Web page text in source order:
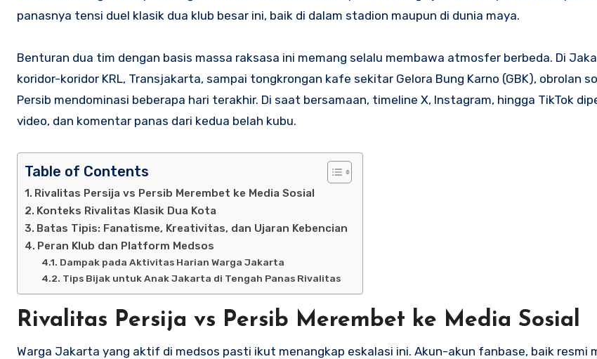
panasnya tensi duel klasik dua klub besar ini, baik di dalam stadion maupun di dunia maya.
Benturan dua tim dengan basis massa raksasa ini memang selalu membawa atmosfer berbeda. Di
koridor-koridor KRL, Transjakarta, sampai tongkrongan kafe sekitar Gelora Bung Karno (GBK), obrolan
Persib mendominasi beberapa hari terakhir. Di saat bersamaan, timeline X, Instagram, hingga TikTok
video, dan komentar panas dari kedua belah kubu.
Table of Contents
Rivalitas Persija vs Persib Merembet ke Media Sosial
Konteks Rivalitas Klasik Dua Kota
Batas Tipis: Fanatisme, Kreativitas, dan Ujaran Kebencian
Peran Klub dan Platform Medsos
Dampak pada Aktivitas Harian Warga Jakarta
Tips Bijak untuk Anak Jakarta di Tengah Panas Rivalitas
Rivalitas Persija vs Persib Merembet ke Media Sosial
Warga Jakarta yang aktif di medsos pasti ikut menangkap eskalasi ini. Akun-akun fanbase, baik resmi